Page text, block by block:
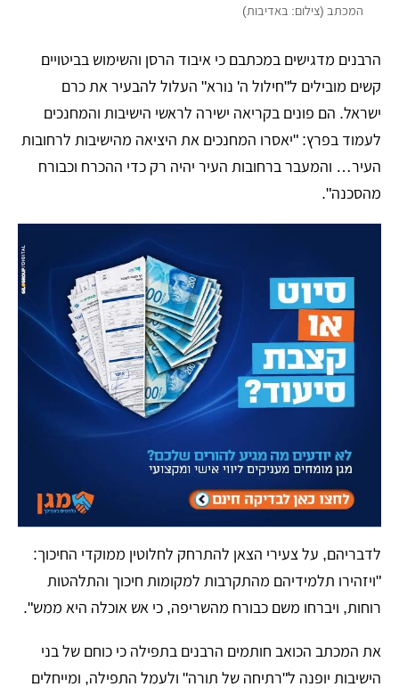
המכתב (צילום: באדיבות)
הרבנים מדגישים במכתבם כי איבוד הרסן והשימוש בביטויים
קשים מובילים ל"חילול ה' נורא" העלול להבעיר את כרם
ישראל. הם פונים בקריאה ישירה לראשי הישיבות והמחנכים
לעמוד בפרץ: "יאסרו המחנכים את היציאה מהישיבות לרחובות
העיר… והמעבר ברחובות העיר יהיה רק כדי ההכרח וכבורח
מהסכנה".
​לדבריהם, על צעירי הצאן להתרחק לחלוטין ממוקדי החיכוך:
"ויזהירו תלמידיהם מהתקרבות למקומות חיכוך והתלהטות
רוחות, ויברחו משם כבורח מהשריפה, כי אש אוכלה היא ממש".
​את המכתב הכואב חותמים הרבנים בתפילה כי כוחם של בני
הישיבות יופנה ל"רתיחה של תורה" ולעמל התפילה, ומייחלים